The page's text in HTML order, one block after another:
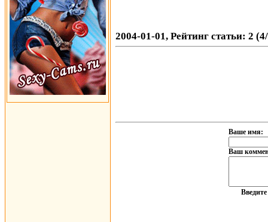
2004-01-01, Рейтинг статьи: 2
Ваше имя:
Ваш